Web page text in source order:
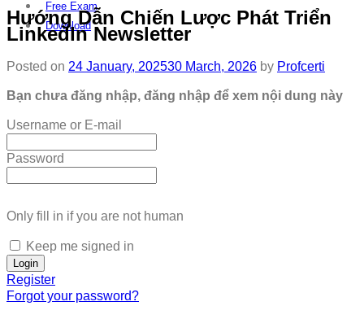
Free Exam
Download
Hướng Dẫn Chiến Lược Phát Triển
LinkedIn Newsletter
Posted on 24 January, 202530 March, 2026 by Profcerti
Bạn chưa đăng nhập, đăng nhập để xem nội dung này
Username or E-mail
Password
Only fill in if you are not human
Keep me signed in
Register
Forgot your password?